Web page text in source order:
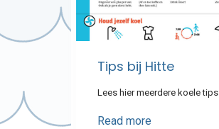
Tips bij Hitte
Lees hier meerdere koele tips
Read more